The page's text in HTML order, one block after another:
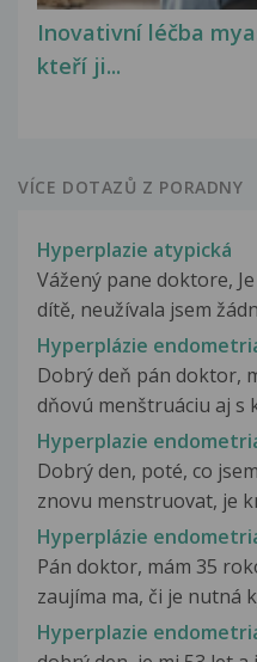
Inovativní léčba
kteří ji...
VÍCE DOTAZŮ Z PORADNY
Hyperplazie atypická
Vážený pane doktore,
dítě, neužívala jsem
Hyperplázie
Dobrý deň pán doktor,
dňovú menštruáciu aj s
Hyperplazie
Dobrý den, poté, co
znovu menstruovat, je
Hyperplázie
Pán doktor, mám 35
zaujíma ma, či je nutná
Hyperplazie